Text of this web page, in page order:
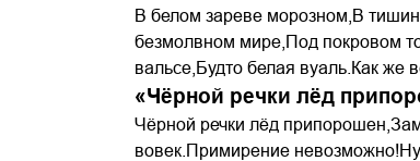
В белом зареве морозном,В
безмолвном мире,Под покровом
вальсе,Будто белая вуаль.Как же
«Чёрной речки лёд
Чёрной речки лёд
вовек.Примирение